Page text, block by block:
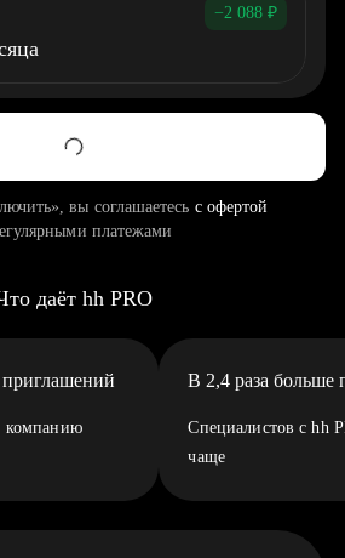
−2 088 ₽
вы соглашаетесь с офертой
платежами
даёт hh PRO
компанию
В 2,4 раза больше
Специалистов с hh
чаще